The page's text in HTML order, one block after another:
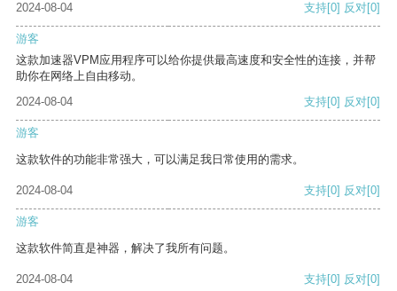
2024-08-04 支持[0] 反对[0]
游客
这款加速器VPM应用程序可以给你提供最高速度和安全性的连接，并帮
助你在网络上自由移动。
2024-08-04
支持[0] 反对[0]
游客
这款软件的功能非常强大，可以满足我日常使用的需求。
2024-08-04 支持[0] 反对[0]
游客
这款软件简直是神器，解决了我所有问题。
2024-08-04 支持[0] 反对[0]